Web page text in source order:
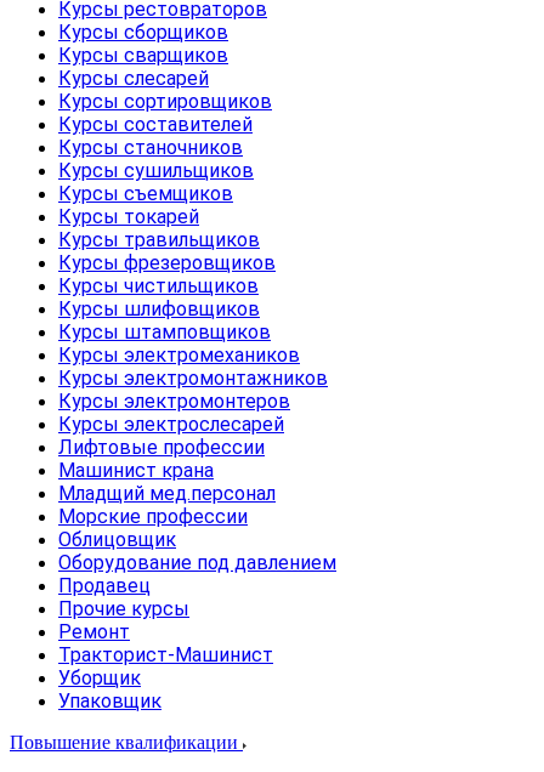
Курсы рестовраторов
Курсы сборщиков
Курсы сварщиков
Курсы слесарей
Курсы сортировщиков
Курсы составителей
Курсы станочников
Курсы сушильщиков
Курсы съемщиков
Курсы токарей
Курсы травильщиков
Курсы фрезеровщиков
Курсы чистильщиков
Курсы шлифовщиков
Курсы штамповщиков
Курсы электромехаников
Курсы электромонтажников
Курсы электромонтеров
Курсы электрослесарей
Лифтовые профессии
Машинист крана
Младщий мед.персонал
Морские профессии
Облицовщик
Оборудование под давлением
Продавец
Прочие курсы
Ремонт
Тракторист-Машинист
Уборщик
Упаковщик
Повышение квалификации